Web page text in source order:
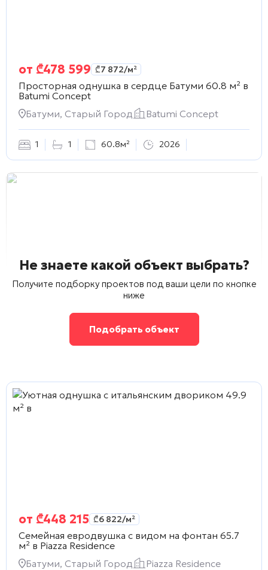
от ₾478 599 ₾7 872/м²
Просторная однушка в сердце Батуми 60.8 м² в
Batumi Concept
Батуми, Старый Город
Batumi Concept
1 1 60.8м² 2026
Не знаете какой объект выбрать?
Получите подборку проектов под ваши цели по кнопке
ниже
Подобрать объект
от ₾448 215 ₾6 822/м²
Семейная евродвушка с видом на фонтан 65.7
м² в Piazza Residence
Батуми, Старый Город
Piazza Residence